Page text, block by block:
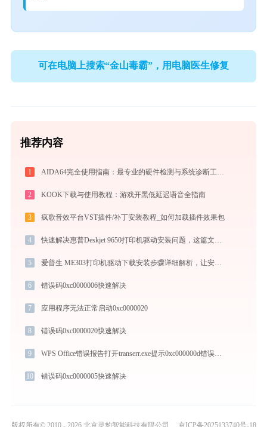
可在电脑上搜索“金山毒霸”，用电脑医生修复
推荐内容
1
2 KOOK下载与使用教程：游戏开黑低延迟语音全指南
3 疯歌音效平台VST插件/补丁安装教程_如何加载插件效果包
4
5 爱普生 ME303打印机驱动下载安装步骤详细解析，让安装更简单
6 错误码0xc0000006快速解决
7 应用程序无法正常启动0xc0000020
8 错误码0xc0000020快速解决
9 WPS Office错误报告打开transerr.exe提示0xc000000d错误码怎么办
10 错误码0xc0000005快速解决
版权所有© 2010 - 2026 北京灵豹智能科技有限公司 京ICP备2025133740号-18